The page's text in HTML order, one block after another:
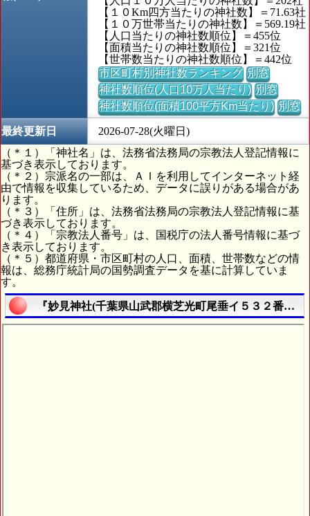
【１０Km四方当たりの神社数】＝71.63社
【１０万世帯当たりの神社数】＝569.19社
【人口当たりの神社数順位】＝455位
【面積当たりの神社数順位】＝321位
【世帯数当たりの神社数順位】＝442位
市区町村別神社数ランキング 別窓
神社数順位(人口10万人当たり) 別窓
神社数順位(面積100平方Km当たり) 別窓
最終更新日
2026-07-28(火曜日)
（＊１）「神社名」は、法務省法務局の宗教法人登記情報に
基づき表示しております。
（＊２）宗派名の一部は、ＡＩを利用してインターネット経
由で情報を収集しているため、データに誤りがある場合があ
ります。
（＊３）「住所」は、法務省法務局の宗教法人登記情報に基
づき表示しております。
（＊４）「宗教法人番号」は、国税庁の法人番号情報に基づ
き表示しております。
（＊５）都道府県・市区町村の人口、面積、世帯数などの情
報は、総務庁統計局の国勢調査データを基に計算していま
す。
『妙見神社(千葉県山武郡横芝光町尾垂イ５３２番地)